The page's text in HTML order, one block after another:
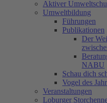
Aktiver
Umweltbildung
Führungen
Publikationen
Der
NABU
Schau dich
Vogel des
Veranstaltungen
Loburger